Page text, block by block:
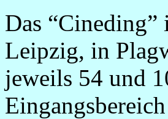
Das
Leipzig, in
jeweils 54 und